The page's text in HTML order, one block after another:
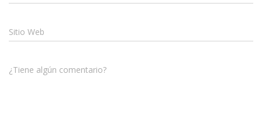
Sitio Web
¿Tiene algún comentario?